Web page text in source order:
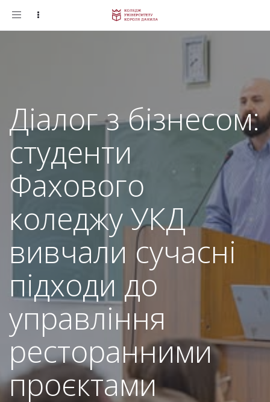
Toggle
Діалог з бізнесом:
студенти
Фахового
коледжу УКД
вивчали сучасні
підходи до
управління
ресторанними
проєктами